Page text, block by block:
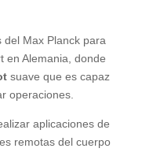
Max Planck para
en Alemania, donde
suave que es capaz
operaciones.
aplicaciones de
remotas del cuerpo